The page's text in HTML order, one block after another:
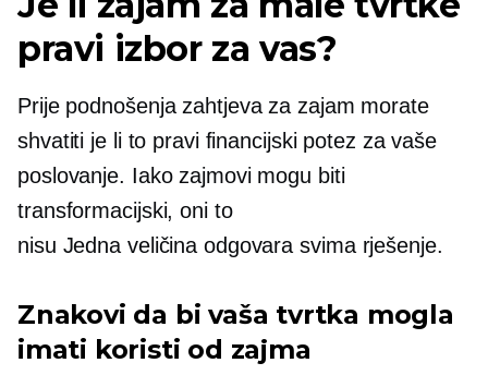
pravi izbor za vas?
Prije podnošenja zahtjeva za zajam morate
shvatiti je li to pravi financijski potez za vaše
poslovanje. Iako zajmovi mogu biti
transformacijski, oni to
nisu Jedna veličina odgovara svimarješenje.
Znakovi da bi vaša tvrtka mogla
imati koristi od zajma